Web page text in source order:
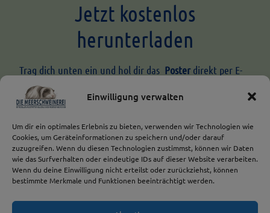
Einwilligung verwalten
Um dir ein optimales Erlebnis zu bieten, verwenden wir Technologien wie
Cookies, um Geräteinformationen zu speichern und/oder darauf
zuzugreifen. Wenn du diesen Technologien zustimmst, können wir Daten
wie das Surfverhalten oder eindeutige IDs auf dieser Website verarbeiten.
Wenn du deine Einwilligung nicht erteilst oder zurückziehst, können
bestimmte Merkmale und Funktionen beeinträchtigt werden.
Jetzt kostenlos
herunterladen
Trag dich unten ein und hol dir das Posterdirekt per E-
Mail.
Ein wertvolles Geschenk für kleine Tierfreunde,